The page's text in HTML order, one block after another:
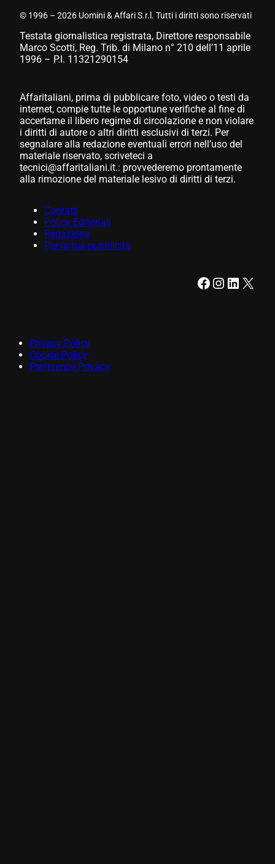
© 1996 – 2026 Uomini & Affari S.r.l. Tutti i diritti sono riservati
Testata giornalistica registrata, Direttore responsabile
Marco Scotti, Reg. Trib. di Milano n° 210 dell’11 aprile
1996 – P.I. 11321290154
Affaritaliani, prima di pubblicare foto, video o testi da
internet, compie tutte le opportune verifiche al fine di
accertarne il libero regime di circolazione e non violare
i diritti di autore o altri diritti esclusivi di terzi. Per
segnalare alla redazione eventuali errori nell’uso del
materiale riservato, scriveteci a
tecnici@affaritaliani.it.: provvederemo prontamente
alla rimozione del materiale lesivo di diritti di terzi.
Contatti
Policy Editoriali
Redazione
Per la tua pubblicità
Facebook Instagram LinkedIn X
Privacy Policy
Cookie Policy
Preferenze Privacy